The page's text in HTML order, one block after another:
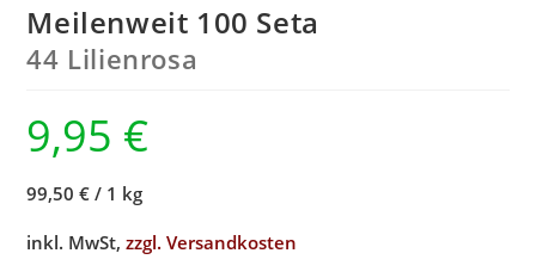
Meilenweit 100 Seta
44 Lilienrosa
9,95 €
99,50 € / 1 kg
inkl. MwSt,zzgl. Versandkosten